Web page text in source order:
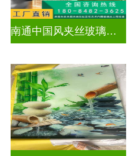
南通中国风夹丝玻璃销售